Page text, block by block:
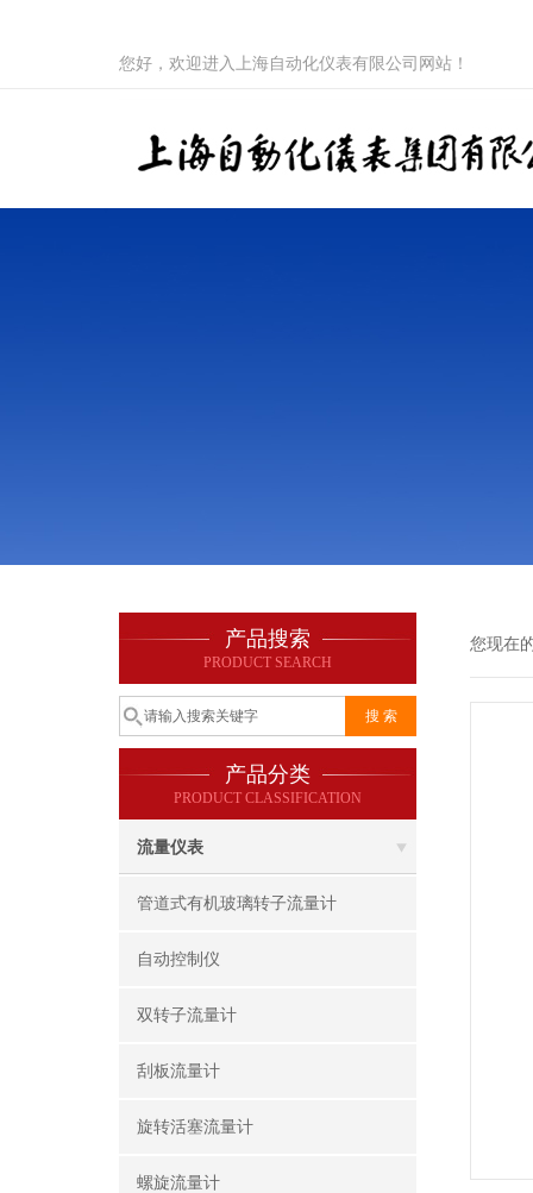
您好，欢迎进入上海自动化仪表有限公司网站！
产品搜索
PRODUCT SEARCH
产品分类
PRODUCT CLASSIFICATION
流量仪表
管道式有机玻璃转子流量计
自动控制仪
双转子流量计
刮板流量计
旋转活塞流量计
螺旋流量计
您现在